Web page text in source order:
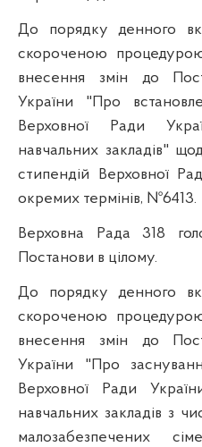
До порядку денного
скороченою
внесення змін до
України "Про
Верховної Ради
навчальних закладів"
стипендій Верховної
окремих термінів, №6413.
Верховна Рада 318
Постанови в цілому.
До порядку денного
скороченою
внесення змін до
України "Про
Верховної Ради
навчальних закладів з
малозабезпечених